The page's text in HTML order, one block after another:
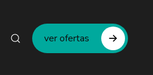
ver ofertas